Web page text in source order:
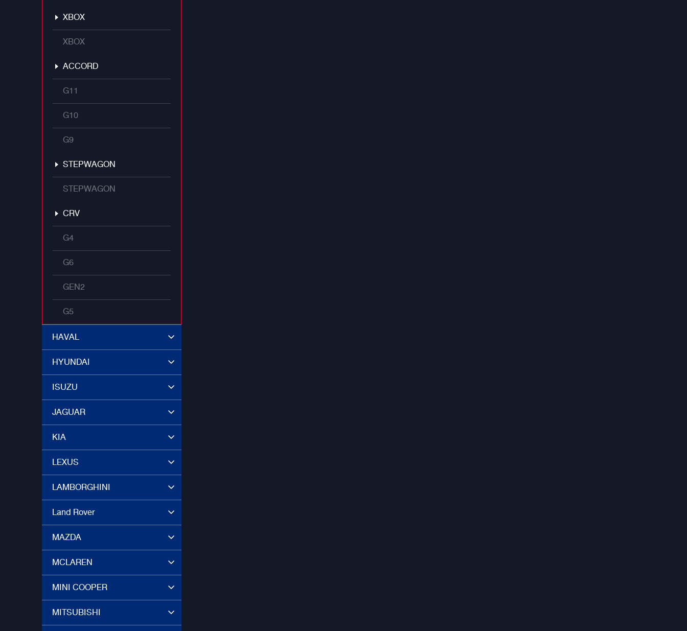
XBOX
XBOX
ACCORD
G11
G10
G9
STEPWAGON
STEPWAGON
CRV
G4
G6
GEN2
G5
HAVAL
HYUNDAI
ISUZU
JAGUAR
KIA
LEXUS
LAMBORGHINI
Land Rover
MAZDA
MCLAREN
MINI COOPER
MITSUBISHI